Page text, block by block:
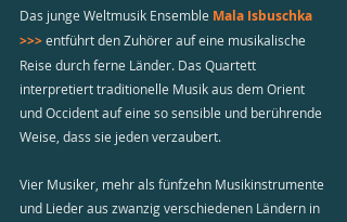
Das junge Weltmusik Ensemble Mala Isbuschka
>>> entführt den Zuhörer auf eine musikalische
Reise durch ferne Länder. Das Quartett
interpretiert traditionelle Musik aus dem Orient
und Occident auf eine so sensible und berührende
Weise, dass sie jeden verzaubert.
Vier Musiker, mehr als fünfzehn Musikinstrumente
und Lieder aus zwanzig verschiedenen Ländern in